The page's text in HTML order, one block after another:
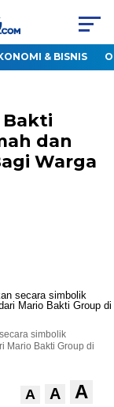
& BISNIS
Bakti
dan
Warga
simbolik
Mario Bakti Group di
A A A